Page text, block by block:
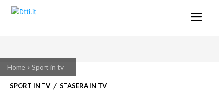
Home Sport in tv
SPORT IN TV STASERA IN TV